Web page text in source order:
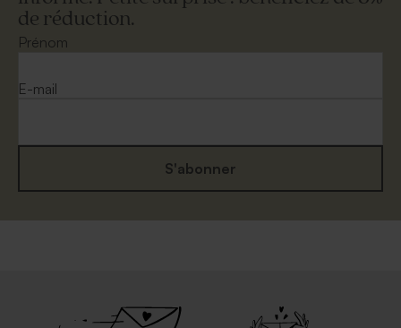
Enveloppe crème rectangle
de réduction.
Prénom
E-mail
S'abonner